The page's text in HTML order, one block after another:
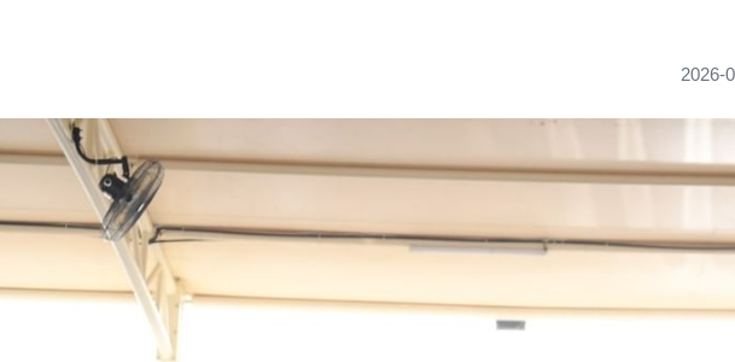
2026-